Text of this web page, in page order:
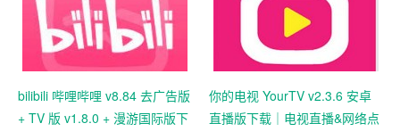
无水印保存
bilibili 哔哩哔哩 v8.84 去广告版
+ TV 版 v1.8.0 + 漫游国际版下
你的电视 YourTV v2.3.6 安卓
直播版下载｜电视直播&网络点